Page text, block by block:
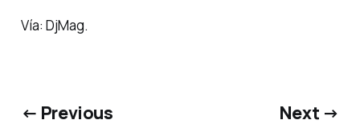
Vía: DjMag.
← Previous Next →